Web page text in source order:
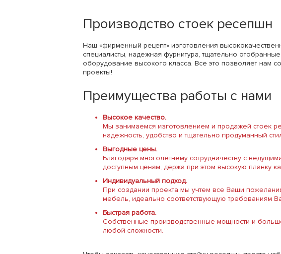
Производство стоек ресепшн
Наш «фирменный рецепт» изготовления
специалисты, надежная фурнитура, тщательно
оборудование высокого класса. Все это позволяет нам
проекты!
Преимущества работы с нами
Высокое качество.
Мы занимаемся изготовлением и продажей стоек
надежность, удобство и тщательно продуманный
Выгодные цены.
Благодаря многолетнему сотрудничеству с
доступным ценам, держа при этом высокую планку
Индивидуальный подход.
При создании проекта мы учтем все Ваши
мебель, идеально соответствующую требованиям
Быстрая работа.
Собственные производственные мощности и
любой сложности.